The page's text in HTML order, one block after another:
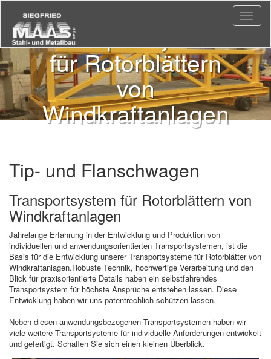
Toggle
Transportsystem
für Rotorblättern
von
Windkraftanlagen
Tip- und Flanschwagen
Transportsystem für Rotorblättern von
Windkraftanlagen
Jahrelange Erfahrung in der Entwicklung und Produktion von
individuellen und anwendungsorientierten Transportsystemen, ist die
Basis für die Entwicklung unserer Transportsysteme für Rotorblätter von
Windkraftanlagen.Robuste Technik, hochwertige Verarbeitung und den
Blick für praxisorientierte Details haben ein selbstfahrendes
Transportsystem für höchste Ansprüche entstehen lassen. Diese
Entwicklung haben wir uns patentrechlich schützen lassen.
Neben diesen anwendungsbezogenen Transportsystemen haben wir
viele weitere Transportsysteme für individuelle Anforderungen entwickelt
und gefertigt. Schaffen Sie sich einen kleinen Überblick.